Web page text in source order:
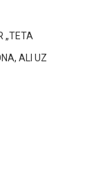
„TETA
ALI UZ